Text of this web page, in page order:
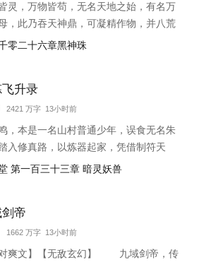
灵，万物皆苟，无名天地之始，有名万
，此乃吞天神鼎，可凝精作物，并八荒
得此鼎，吞四海，容八荒……一代邪
零二十六章黑神珠
升录
2421 万字 13小时前
，本是一名山村普通少年，误食无名朱
入修真路，以炼器起家，凭借制符天
身闯荡荆棘密布的修仙界，本一切都顺
第一百三十三章 暗灵妖兽
帝
1662 万字 13小时前
对爽文】【无敌玄幻】 九域剑帝，传